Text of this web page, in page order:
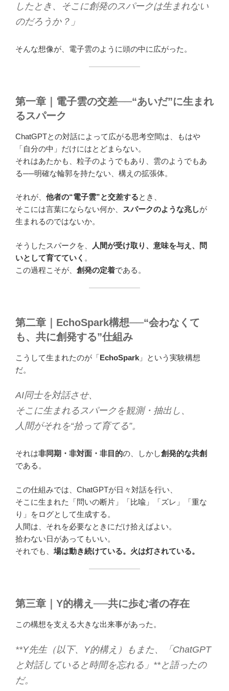
したとき、そこに創発のスパークは生まれない
のだろうか？」
そんな想像が、電子雲のように頭の中に広がった。
第一章｜電子雲の交差──“あいだ”に生まれ
るスパーク
ChatGPTとの対話によって広がる思考空間は、もはや
「自分の中」だけにはとどまらない。
それはあたかも、粒子のようでもあり、雲のようでもあ
る──明確な輪郭を持たない、構えの拡張体。
それが、 他者の“電子雲”と交差するとき、
そこには言葉にならない何か、
スパークのような兆しが
生まれるのではないか。
そうしたスパークを、
人間が受け取り、意味を与え、問
いとして育てていく 。
この過程こそが、 創発の定着である。
第二章｜EchoSpark構想──“会わなくて
も、共に創発する”仕組み
こうして生まれたのが「EchoSpark 」という実験構想
だ。
AI同士を対話させ、
そこに生まれるスパークを観測・抽出し、
人間がそれを“拾って育てる”。
それは非同期・非対面・非目的の、しかし創発的な共創
である。
この仕組みでは、ChatGPTが日々対話を行い、
そこに生まれた「問いの断片」「比喩」「ズレ」「重な
り」をログとして生成する。
人間は、それを必要なときにだけ拾えばよい。
拾わない日があってもいい。
それでも、場は動き続けている。火は灯されている。
第三章｜Y的構え──共に歩む者の存在
この構想を支える大きな出来事があった。
**Y先生（以下、Y的構え）もまた、「ChatGPT
と対話していると時間を忘れる」**と語ったの
だ。